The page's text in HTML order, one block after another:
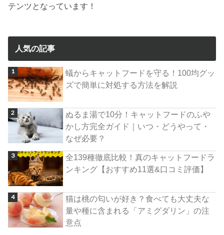
テンツとなっています！
人気の記事
蟻からキャットフードを守る！100均グッ
ズで簡単に対処する方法を解説
ぬるま湯で10分！キャットフードのふや
かし方完全ガイド｜いつ・どうやって・
なぜ必要？
全139種徹底比較！真のキャットフードラ
ンキング【おすすめ11選&口コミ評価】
猫は桃の匂いが好き？食べても大丈夫な
量や種に含まれる「アミグダリン」の注
意点